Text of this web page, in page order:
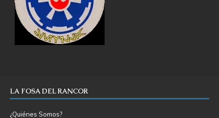
LA FOSA DEL RANCOR
¿Quiénes Somos?